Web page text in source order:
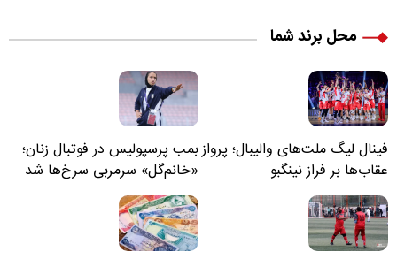
محل برند شما
فینال لیگ ملت‌های والیبال؛ پرواز
عقاب‌ها بر فراز نینگبو
بمب پرسپولیس در فوتبال زنان؛
«خانم‌گل» سرمربی سرخ‌ها شد